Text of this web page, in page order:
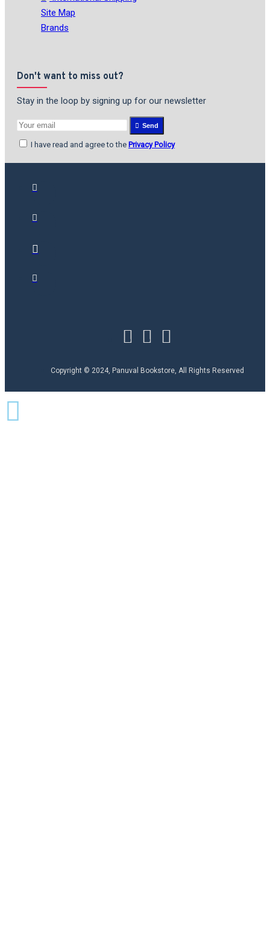
Site Map
Brands
Don't want to miss out?
Stay in the loop by signing up for our newsletter
Send
I have read and agree to the Privacy Policy
Copyright © 2024, Panuval Bookstore, All Rights Reserved